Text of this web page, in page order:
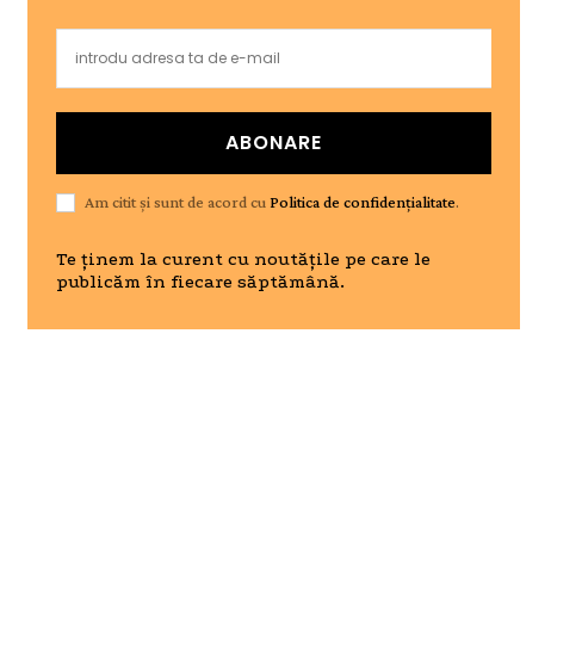
ABONARE
Am citit și sunt de acord cuPolitica de confidențialitate.
Te ținem la curent cu noutățile pe care le
publicăm în fiecare săptămână.